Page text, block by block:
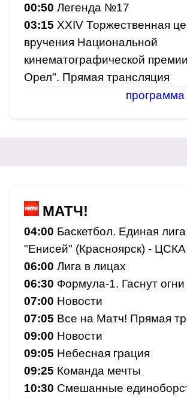
00:50 Легенда №17
03:15 ХХIV Торжественная
вручения Национальной
кинематографической
Орел". Прямая трансляция
МАТЧ!
04:00 Баскетбол. Единая
"Енисей" (Красноярск) - ЦСКА
06:00 Лига в лицах
06:30 Формула-1. Гаснут огни
07:00 Новости
07:05 Все на Матч! Прямая
09:00 Новости
09:05 Небесная грация
09:25 Команда мечты
10:30 Смешанные